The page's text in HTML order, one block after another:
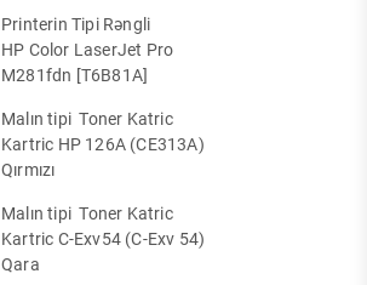
Printerin Tipi Rəngli
HP Color LaserJet Pro
M281fdn [T6B81A]
Malın tipi Toner Katric
Kartric HP 126A (CE313A)
Qırmızı
Malın tipi Toner Katric
Kartric C-Exv54 (C-Exv 54)
Qara